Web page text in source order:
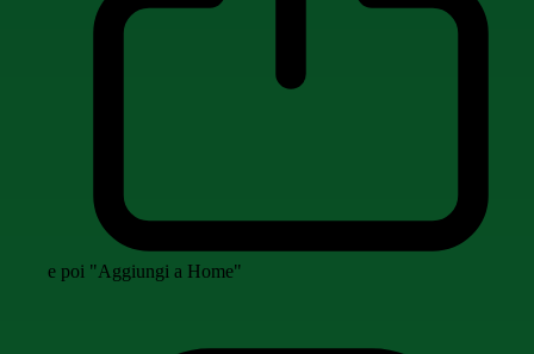
e poi "Aggiungi a Home"